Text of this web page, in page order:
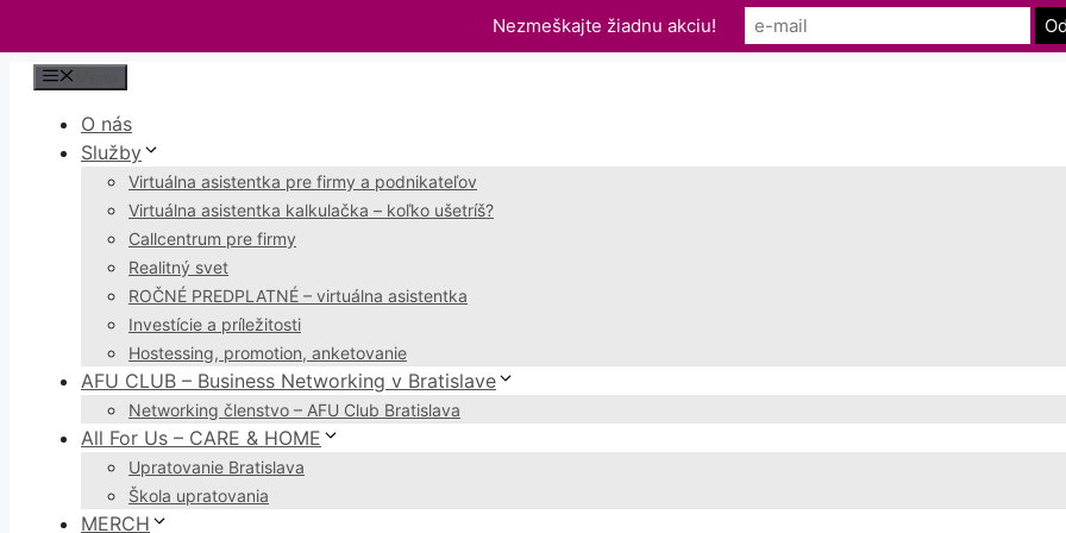
Preskočiť
obsah
O nás
Služby
Virtuálna asistentka pre firmy a podnikateľov
Virtuálna asistentka kalkulačka – koľko ušetríš?
Callcentrum pre firmy
Realitný svet
ROČNÉ PREDPLATNÉ – virtuálna asistentka
Investície a príležitosti
Hostessing, promotion, anketovanie
AFU CLUB – Business Networking v Bratislave
Networking členstvo – AFU Club Bratislava
All For Us – CARE & HOME
Upratovanie Bratislava
Škola upratovania
MERCH
Nezmeškajte žiadnu akciu!